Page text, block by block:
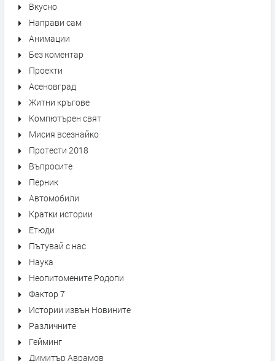
Вкусно
Направи сам
Анимации
Без коментар
Проекти
Асеновград
Житни кръгове
Компютърен свят
Мисия всезнайко
Протести 2018
Въпросите
Перник
Автомобили
Кратки истории
Етюди
Пътувай с нас
Наука
Неопитомените Родопи
Фактор 7
Истории извън Новините
Различните
Гейминг
Димитър Аврамов